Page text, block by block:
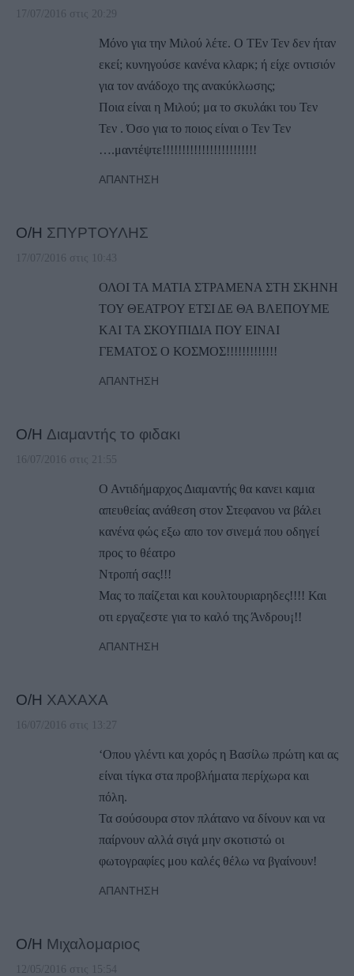
17/07/2016 στις 20:29
Μόνο για την Μιλού λέτε. Ο ΤΕν Τεν δεν ήταν
εκεί; κυνηγούσε κανένα κλαρκ; ή είχε οντισιόν
για τον ανάδοχο της ανακύκλωσης;
Ποια είναι η Μιλού; μα το σκυλάκι του Τεν
Τεν . Όσο για το ποιος είναι ο Τεν Τεν
….μαντέψτε!!!!!!!!!!!!!!!!!!!!!!!!
ΑΠΆΝΤΗΣΗ
Ο/Η ΣΠΥΡΤΟΥΛΗΣ
17/07/2016 στις 10:43
ΟΛΟΙ ΤΑ ΜΑΤΙΑ ΣΤΡΑΜΕΝΑ ΣΤΗ ΣΚΗΝΗ
ΤΟΥ ΘΕΑΤΡΟΥ ΕΤΣΙ ΔΕ ΘΑ ΒΛΕΠΟΥΜΕ
ΚΑΙ ΤΑ ΣΚΟΥΠΙΔΙΑ ΠΟΥ ΕΙΝΑΙ
ΓΕΜΑΤΟΣ Ο ΚΟΣΜΟΣ!!!!!!!!!!!!!
ΑΠΆΝΤΗΣΗ
Ο/Η Διαμαντής το φιδακι
16/07/2016 στις 21:55
Ο Αντιδήμαρχος Διαμαντής θα κανει καμια
απευθείας ανάθεση στον Στεφανου να βάλει
κανένα φώς εξω απο τον σινεμά που οδηγεί
προς το θέατρο
Ντροπή σας!!!
Μας το παίζεται και κουλτουριαρηδες!!!! Και
οτι εργαζεστε για το καλό της Άνδρου¡!!
ΑΠΆΝΤΗΣΗ
Ο/Η ΧΑΧΑΧΑ
16/07/2016 στις 13:27
‘Οπου γλέντι και χορός η Βασίλω πρώτη και ας
είναι τίγκα στα προβλήματα περίχωρα και
πόλη.
Τα σούσουρα στον πλάτανο να δίνουν και να
παίρνουν αλλά σιγά μην σκοτιστώ οι
φωτογραφίες μου καλές θέλω να βγαίνουν!
ΑΠΆΝΤΗΣΗ
Ο/Η Μιχαλομαριος
12/05/2016 στις 15:54